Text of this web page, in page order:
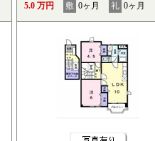
5.0 万円 敷 0ヶ月 礼 0ヶ月